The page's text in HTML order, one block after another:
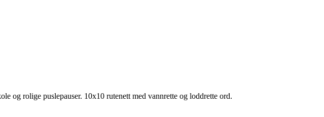
og rolige puslepauser. 10x10 rutenett med vannrette og loddrette ord.